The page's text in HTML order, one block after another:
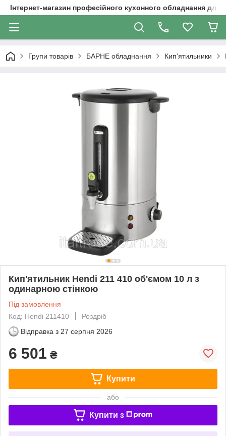
Інтернет-магазин професійного кухонного обладнання
Групи товарів БАРНЕ обладнання Кип'ятильники
Кип'ятильник Hendi 211 410 об'ємом 10 л з
одинарною стінкою
Під замовлення
Код: Hendi 211410
Роздріб
Відправка з 27 серпня 2026
6 501 ₴
Купити
або
Купити з